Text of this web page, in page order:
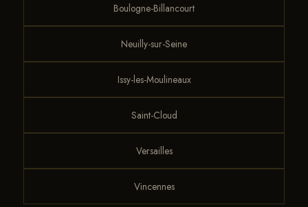
Boulogne-Billancourt
Neuilly-sur-Seine
Issy-les-Moulineaux
Saint-Cloud
Versailles
Vincennes